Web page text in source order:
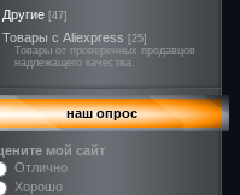
Другие [47]
Товары с Aliexpress [25]
Товары от проверенных продавцов
надлежащего качества.
наш опрос
мой сайт
Отлично
Хорошо